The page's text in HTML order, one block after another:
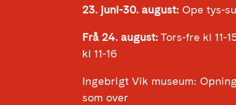
23. juni-30. august: Ope tys-
Frå 24. august:Tors-fre kl 11-
kl 11-16
Ingebrigt Vik museum:
som over